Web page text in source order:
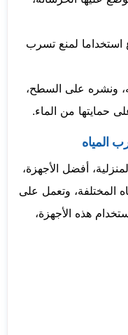
استخداما لمنع تسرب
ونشره على السطح،
حمايتها من الماء.
المياه
أفضل الأجهزة،
المختلفة، وتعمل على
هذه الأجهزة،